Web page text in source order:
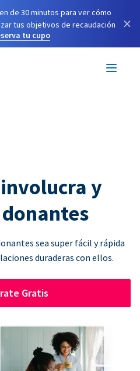
de 30 minutos para ver cómo
tus objetivos de recaudación
tu cupo
×
y
sea super fácil y rápida
duraderas con ellos.
Gratis